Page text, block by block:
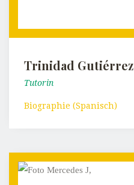
Trinidad Gutiérrez
Tutorin
Biographie (Spanisch)